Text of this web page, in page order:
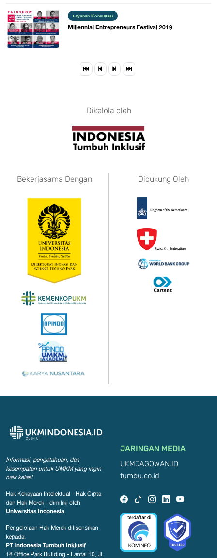
Layanan Konsultasi
Millennial Entrepreneurs Festival 2019
Dikelola oleh
Bekerjasama Dengan Didukung Oleh
Informasi, pengetahuan, dan
kesempatan untuk UMKM yang ingin
naik kelas!
Hak Kekayaan Intelektual - Hak Cipta
dan Hak Merek - dimiliki oleh
Universitas Indonesia.
Pengelolaan Hak Merek dilisensikan
kepada:
PT Indonesia Tumbuh Inklusif
18 Office Park Building - Lantai 10, Jl.
JARINGAN MEDIA
UKMJAGOWAN.ID
tumbu.co.id